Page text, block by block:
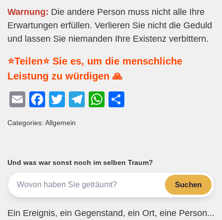
Warnung: Die andere Person muss nicht alle Ihre
Erwartungen erfüllen. Verlieren Sie nicht die Geduld
und lassen Sie niemanden Ihre Existenz verbittern.
⭐Teilen⭐ Sie es, um die menschliche
Leistung zu würdigen 🙏
E
ail
F
c
b
o
o
k
T
tt
T
a
m
W
A
p
p
Categories: Allgemein
Und was war sonst noch im selben Traum?
Suchen
Ein Ereignis, ein Gegenstand, ein Ort, eine Person...